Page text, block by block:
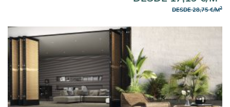
DESDE 28,75 €/M2